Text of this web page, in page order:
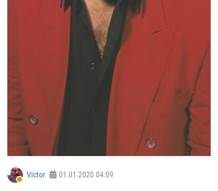
Victor 01.01.2020 04:09